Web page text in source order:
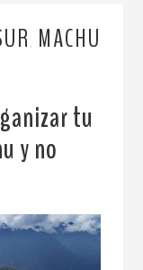
MACHU
tu
y no